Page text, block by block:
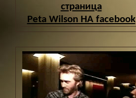
страница
Peta Wilson НА facebook